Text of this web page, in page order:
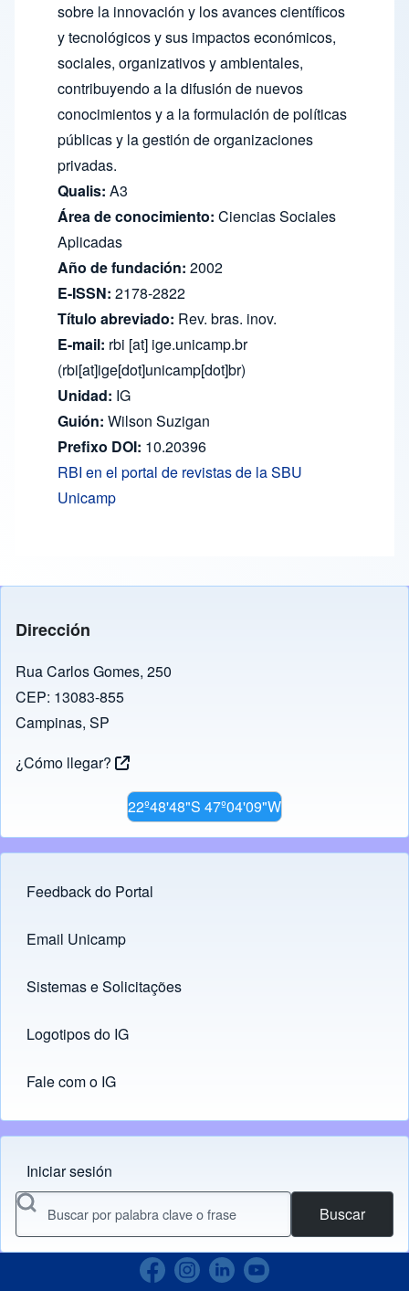
sobre la innovación y los avances científicos
y tecnológicos y sus impactos económicos,
sociales, organizativos y ambientales,
contribuyendo a la difusión de nuevos
conocimientos y a la formulación de políticas
públicas y la gestión de organizaciones
privadas.
Qualis: A3
Área de conocimiento: Ciencias Sociales
Aplicadas
Año de fundación: 2002
E-ISSN: 2178-2822
Título abreviado: Rev. bras. inov.
E-mail: rbi [at] ige.unicamp.br
(rbi[at]ige[dot]unicamp[dot]br)
Unidad: IG
Guión: Wilson Suzigan
Prefixo DOI: 10.20396
RBI en el portal de revistas de la SBU
Unicamp
Dirección
Rua Carlos Gomes, 250
CEP: 13083-855
Campinas, SP
¿Cómo llegar?
22º48'48"S 47º04'09"W
Footer menu
Feedback do Portal
Links
Email Unicamp
(opens in new tab)
Sistemas e Solicitações
(opens in new tab)
Logotipos do IG
(opens in new tab)
Fale com o IG
Menu do usuário
Iniciar sesión
Buscar